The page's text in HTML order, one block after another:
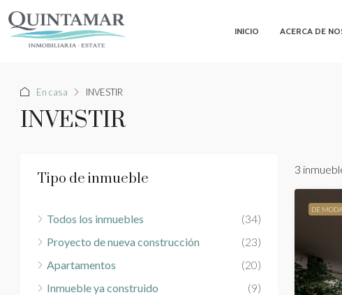
INICIO ACERCA DE
En casa INVESTIR
INVESTIR
3
DE MODA
Tipo de inmueble
Todos los inmuebles
(34)
Proyecto de nueva construcción
(23)
Apartamentos
(20)
Inmueble ya construido
(9)